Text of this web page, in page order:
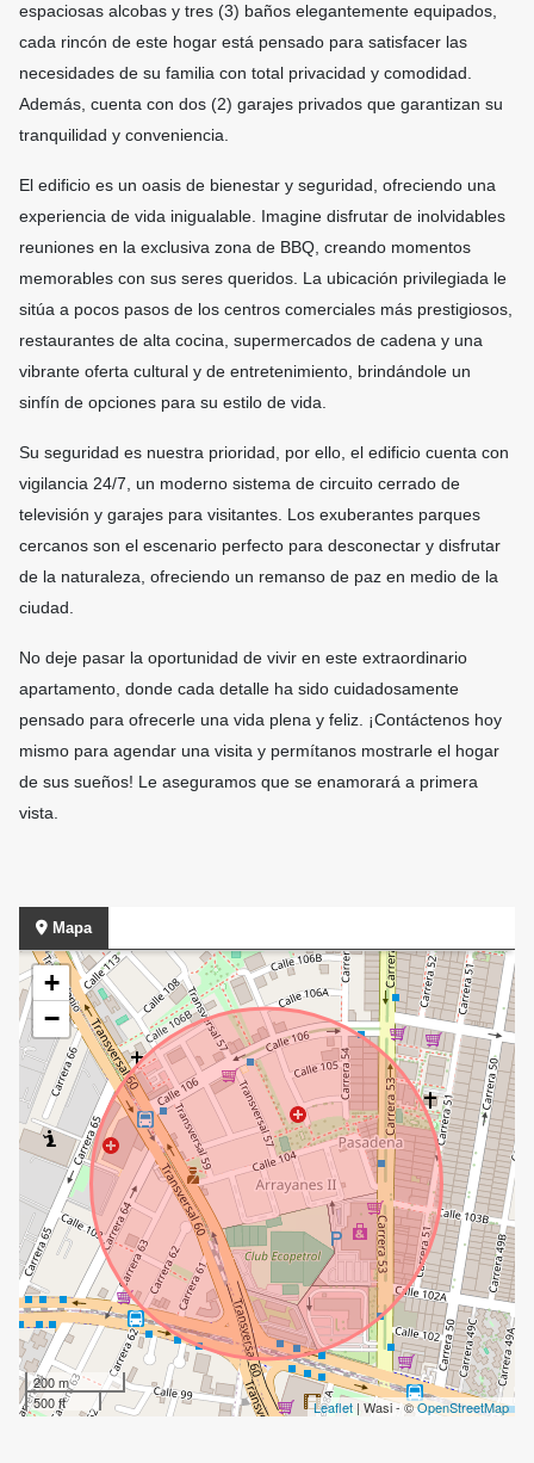
espaciosas alcobas y tres (3) baños elegantemente equipados,
cada rincón de este hogar está pensado para satisfacer las
necesidades de su familia con total privacidad y comodidad.
Además, cuenta con dos (2) garajes privados que garantizan su
tranquilidad y conveniencia.
El edificio es un oasis de bienestar y seguridad, ofreciendo una
experiencia de vida inigualable. Imagine disfrutar de inolvidables
reuniones en la exclusiva zona de BBQ, creando momentos
memorables con sus seres queridos. La ubicación privilegiada le
sitúa a pocos pasos de los centros comerciales más prestigiosos,
restaurantes de alta cocina, supermercados de cadena y una
vibrante oferta cultural y de entretenimiento, brindándole un
sinfín de opciones para su estilo de vida.
Su seguridad es nuestra prioridad, por ello, el edificio cuenta con
vigilancia 24/7, un moderno sistema de circuito cerrado de
televisión y garajes para visitantes. Los exuberantes parques
cercanos son el escenario perfecto para desconectar y disfrutar
de la naturaleza, ofreciendo un remanso de paz en medio de la
ciudad.
No deje pasar la oportunidad de vivir en este extraordinario
apartamento, donde cada detalle ha sido cuidadosamente
pensado para ofrecerle una vida plena y feliz. ¡Contáctenos hoy
mismo para agendar una visita y permítanos mostrarle el hogar
de sus sueños! Le aseguramos que se enamorará a primera
vista.
Mapa
+
−
200 m
500 ft
Leaflet | Wasi - ©OpenStreetMap